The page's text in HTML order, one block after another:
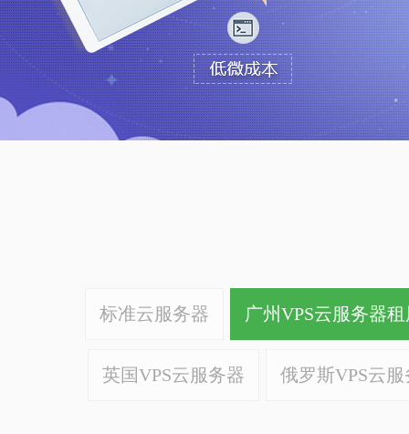
标准云服务器 广州VPS云服务器
英国VPS云服务器 俄罗斯VPS云